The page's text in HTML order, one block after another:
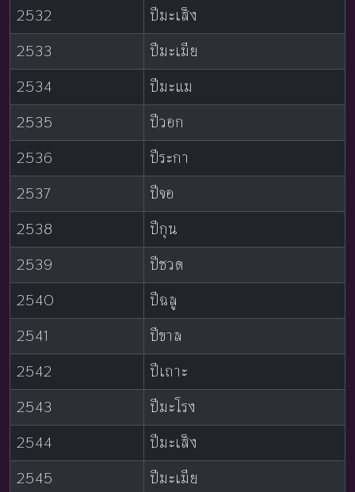
2532
ปีมะเส็ง
2533
ปีมะเมีย
2534
ปีมะแม
2535
ปีวอก
2536
ปีระกา
2537
ปีจอ
2538
ปีกุน
2539
ปีชวด
2540
ปีฉลู
2541
ปีขาล
2542
ปีเถาะ
2543
ปีมะโรง
2544
ปีมะเส็ง
2545
ปีมะเมีย